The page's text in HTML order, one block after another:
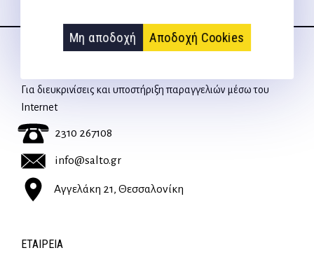
Μη αποδοχή Αποδοχή Cookies
Για διευκρινίσεις και υποστήριξη παραγγελιών μέσω του
Internet
2310 267108
info@salto.gr
Αγγελάκη 21, Θεσσαλονίκη
ΕΤΑΙΡΕΊΑ